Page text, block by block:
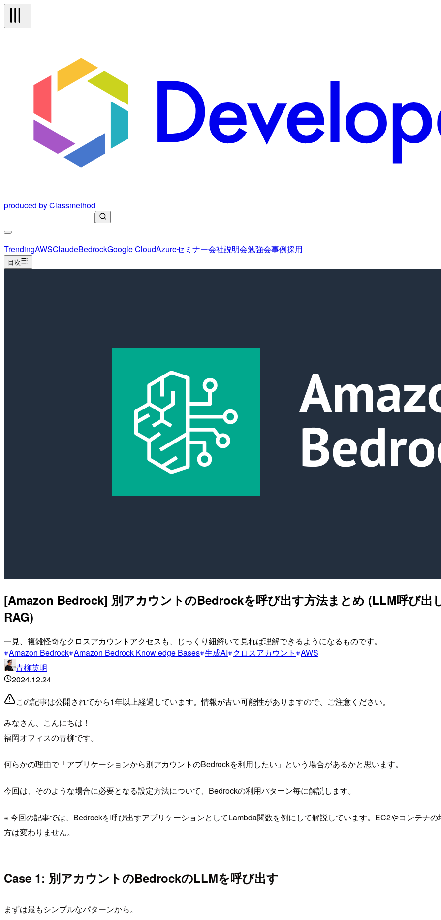
produced by Classmethod
TrendingAWSClaudeBedrockGoogle CloudAzureセミナー会社説明会勉強会事例採用
目次
[Amazon Bedrock] 別アカウントのBedrockを呼び出す方法まとめ (LLM呼び出
RAG)
一見、複雑怪奇なクロスアカウントアクセスも、じっくり紐解いて見れば理解できるようになるものです。
Amazon Bedrock Amazon Bedrock Knowledge Bases 生成AI クロスアカウント
AWS
青柳英明
2024.12.24
この記事は公開されてから1年以上経過しています。情報が古い可能性がありますので、ご注意ください。
みなさん、こんにちは！
福岡オフィスの青柳です。
何らかの理由で「アプリケーションから別アカウントのBedrockを利用したい」という場合があるかと思います。
今回は、そのような場合に必要となる設定方法について、Bedrockの利用パターン毎に解説します。
※ 今回の記事では、Bedrockを呼び出すアプリケーションとしてLambda関数を例にして解説しています。EC2やコンテナ
方は変わりません。
Case 1: 別アカウントのBedrockのLLMを呼び出す
まずは最もシンプルなパターンから。